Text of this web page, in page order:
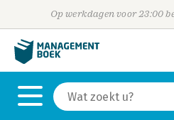
Op werkdagen voor 23:00